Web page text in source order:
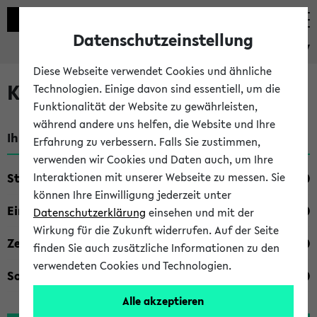
eKVV
Kombisuche im eKVV
Ihre Suchkriterien:
Studienfach
Einrichtung
Zeiten
Sonstiges
Datenschutzeinstellung
Diese Webseite verwendet Cookies und ähnliche
Technologien. Einige davon sind essentiell, um die
Funktionalität der Website zu gewährleisten,
während andere uns helfen, die Website und Ihre
Erfahrung zu verbessern. Falls Sie zustimmen,
verwenden wir Cookies und Daten auch, um Ihre
Interaktionen mit unserer Webseite zu messen. Sie
können Ihre Einwilligung jederzeit unter
Datenschutzerklärung einsehen und mit der
Wirkung für die Zukunft widerrufen. Auf der Seite
finden Sie auch zusätzliche Informationen zu den
verwendeten Cookies und Technologien.
Alle akzeptieren